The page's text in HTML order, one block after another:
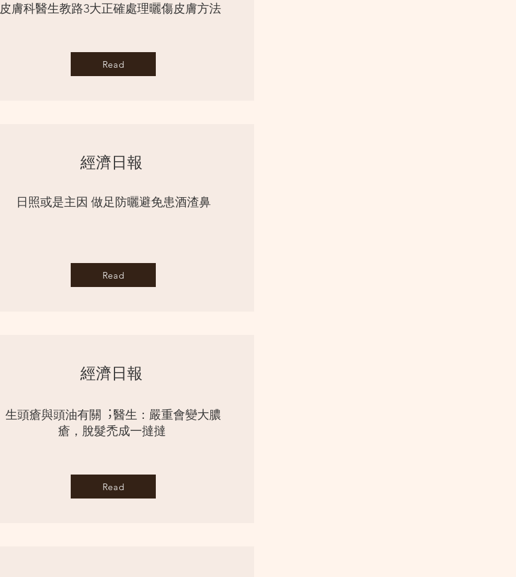
⽪膚科醫⽣教路3⼤正確處理曬傷⽪膚⽅法
Read
經濟⽇報
日照或是主因 做足防曬避免患酒渣鼻
Read
經濟⽇報
⽣頭瘡與頭油有關︔醫⽣：嚴重會變⼤膿
瘡，脫髮禿成⼀撻撻
Read